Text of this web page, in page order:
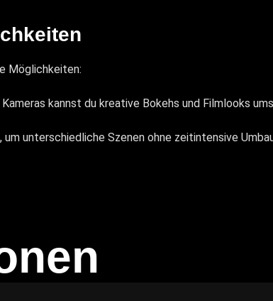
Möglichkeiten:
kannst du kreative Bokehs und Filmlooks
unterschiedliche Szenen ohne zeitintensive